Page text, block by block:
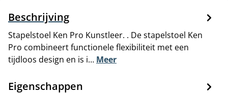
Beschrijving
Stapelstoel Ken Pro Kunstleer. . De stapelstoel Ken
Pro combineert functionele flexibiliteit met een
tijdloos design en is i… Meer
Eigenschappen